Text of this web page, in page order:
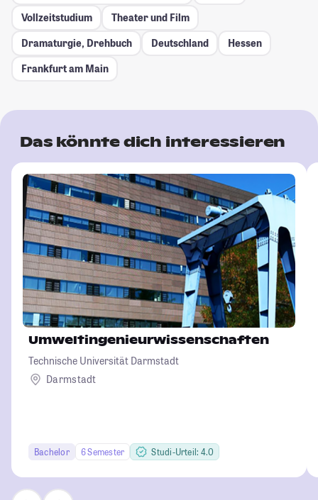
Vollzeitstudium
Theater und Film
Dramaturgie, Drehbuch
Deutschland
Hessen
Frankfurt am Main
Das könnte dich interessieren
Umweltingenieurwissenschaften
Technische Universität Darmstadt
Darmstadt
Bachelor 6 Semester Studi-Urteil: 4.0